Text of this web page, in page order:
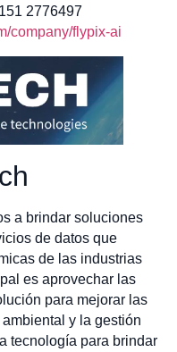
2776497
company/flypix-ai
a brindar soluciones
de datos que
de las industrias
es aprovechar las
para mejorar las
y la gestión
tecnología para brindar